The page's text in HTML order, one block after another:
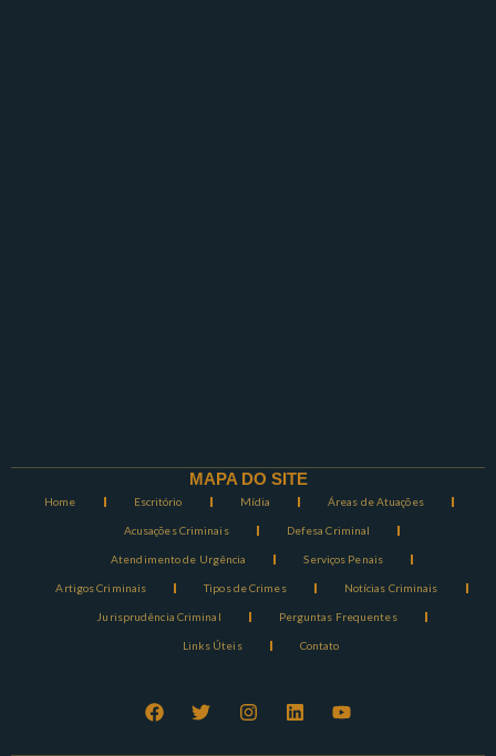
MAPA DO SITE
Home Escritório Mídia Áreas de Atuações
Acusações Criminais Defesa Criminal
Atendimento de Urgência Serviços Penais
Artigos Criminais Tipos de Crimes Notícias Criminais
Jurisprudência Criminal Perguntas Frequentes
Links Úteis Contato